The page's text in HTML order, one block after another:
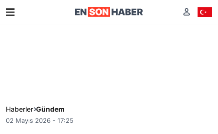
Haberler Gündem
02 Mayıs 2026 - 17:25